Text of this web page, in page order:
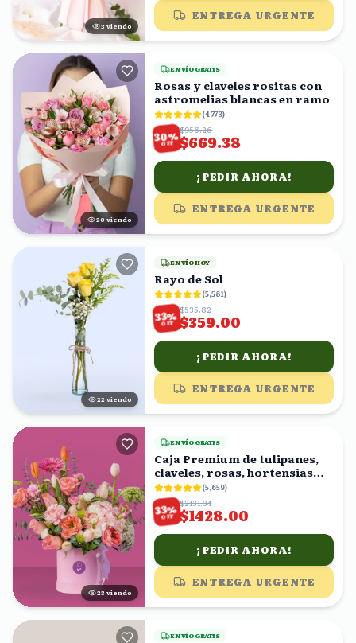
3 viendo
ENTREGA URGENTE
20 viendo
ENVÍO GRATIS
Rosas y claveles rositas con
astromelias blancas en ramo
(4,773)
30%
OFF
$956.26
$669.38
¡PEDIR AHORA!
ENTREGA URGENTE
22 viendo
ENVÍO HOY
Rayo de Sol
(5,581)
33%
OFF
$535.82
$359.00
¡PEDIR AHORA!
ENTREGA URGENTE
23 viendo
ENVÍO GRATIS
Caja Premium de tulipanes,
claveles, rosas, hortensias
rositas (5,659)
33%
OFF
$2131.34
$1428.00
¡PEDIR AHORA!
ENTREGA URGENTE
ENVÍO GRATIS